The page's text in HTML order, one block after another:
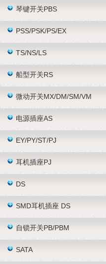
琴键开关PBS
PSS/PSK/PS/EX
TS/NS/LS
船型开关RS
微动开关MX/DM/SM/VM
电源插座AS
EY/PY/ST/PJ
耳机插座PJ
DS
SMD耳机插座 DS
自锁开关PB/PBM
SATA